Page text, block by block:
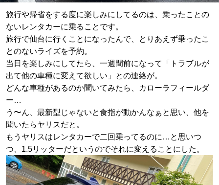
旅行や帰省をする度に楽しみにしてるのは、乗ったことの
ないレンタカーに乗ることです。
旅行で仙台に行くことになったんで、とりあえず乗ったこ
とのないライズを予約。
当日を楽しみにしてたら、一週間前になって「トラブルが
出て他の車種に変えて欲しい」との連絡が。
どんな車種があるのか聞いてみたら、カローラフィールダ
ー…
う〜ん、最新型じゃないと食指が動かんなぁと思い、他を
聞いたらヤリスだと。
もうヤリスはレンタカーで二回乗ってるのに…と思いつ
つ、1.5リッターだというのでそれに変えることにした。